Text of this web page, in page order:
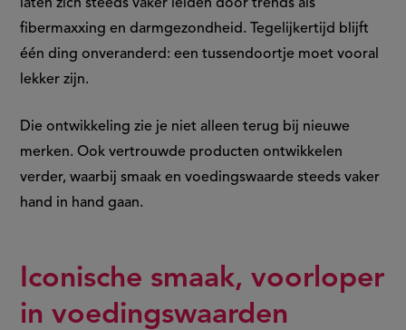
laten zich steeds vaker leiden door trends als
fibermaxxing en darmgezondheid. Tegelijkertijd blijft
één ding onveranderd: een tussendoortje moet vooral
lekker zijn.
Die ontwikkeling zie je niet alleen terug bij nieuwe
merken. Ook vertrouwde producten ontwikkelen
verder, waarbij smaak en voedingswaarde steeds vaker
hand in hand gaan.
Iconische smaak, voorloper
in voedingswaarden